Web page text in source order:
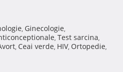
, Ginecologie,
, Test sarcina,
, Ceai verde, HIV, Ortopedie,